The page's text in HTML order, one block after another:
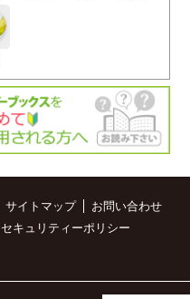
サイトマップ
お問い合わせ
セキュリティーポリシー